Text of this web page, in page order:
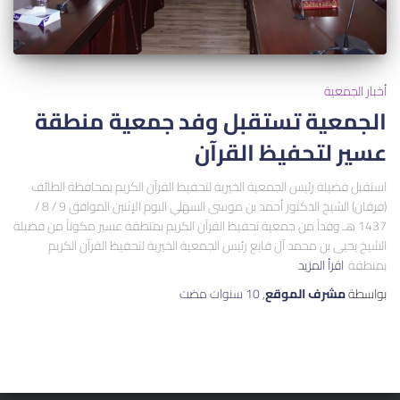
أخبار الجمعية
الجمعية تستقبل وفد جمعية منطقة
عسير لتحفيظ القرآن
استقبل فضيلة رئيس الجمعية الخيرية لتحفيظ القرآن الكريم بمحافظة الطائف
(فرقان) الشيخ الدكتور أحمد بن موسى السهلي اليوم الإثنين الموافق 9 / 8 /
1437 هـ وفداً من جمعية تحفيظ القرآن الكريم بمنطقة عسير مكوناً من فضيلة
الشيخ يحيى بن محمد آل فايع رئيس الجمعية الخيرية لتحفيظ القرآن الكريم
بمنطقة اقرأ المزيد
بواسطةمشرف الموقع,10 سنوات مضت